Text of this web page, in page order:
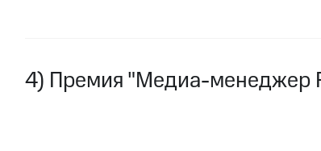
4) Премия "Медиа-менеджер